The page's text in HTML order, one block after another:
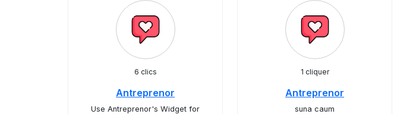
6 clics
Antreprenor
Use Antreprenor's Widget for
1 cliquer
Antreprenor
suna caum